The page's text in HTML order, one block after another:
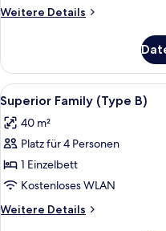
Weitere Details
Weitere
Parkblick
(Type
E)
Alle
Fotos
für
Superior
Family
(Type
B)
anzeigen
2
Superior Family (Type B)
40 m²
Platz für 4 Personen
1 Einzelbett
Kostenloses WLAN
Weitere Details
Weitere